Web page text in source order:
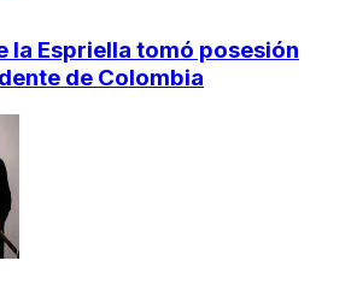
la Espriella tomó posesión
de Colombia